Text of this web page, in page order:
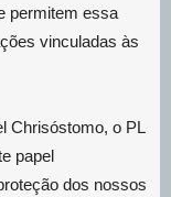
permitem essa
vinculadas às
Chrisóstomo, o PL
papel
dos nossos